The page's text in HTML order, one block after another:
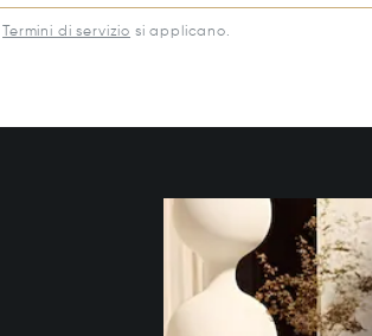
Termini di servizio si applicano.